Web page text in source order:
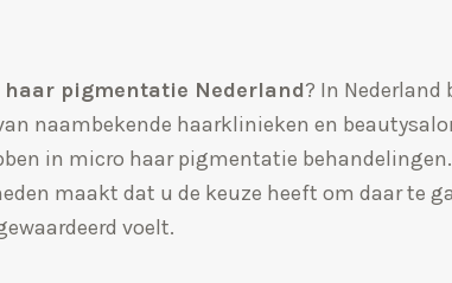
haar pigmentatie Nederland? In Nederland
naambekende haarklinieken en
in micro haar pigmentatie
maakt dat u de keuze heeft om daar te
voelt.